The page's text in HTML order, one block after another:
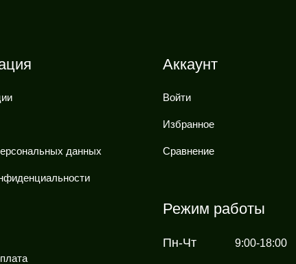
данных
Аккаунт
Войти
Избранное
Сравнение
Режим работы
Пн-Чт 9:00-18:00